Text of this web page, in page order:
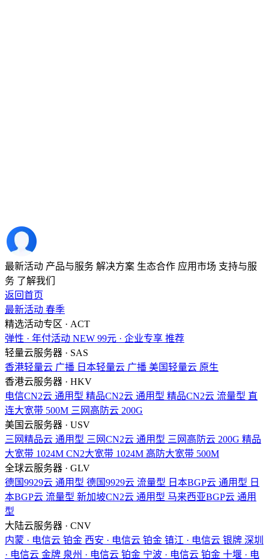
最新活动 产品与服务 解决方案 生态合作 应用市场 支持与服
务 了解我们
返回首页
最新活动 春季
精选活动专区 · ACT
弹性 · 年付活动 NEW 99元 · 企业专享 推荐
轻量云服务器 · SAS
香港轻量云 广播 日本轻量云 广播 美国轻量云 原生
香港云服务器 · HKV
电信CN2云 通用型 精品CN2云 通用型 精品CN2云 流量型 直
连大宽带 500M 三网高防云 200G
美国云服务器 · USV
三网精品云 通用型 三网CN2云 通用型 三网高防云 200G 精品
大宽带 1024M CN2大宽带 1024M 高防大宽带 500M
全球云服务器 · GLV
德国9929云 通用型 德国9929云 流量型 日本BGP云 通用型 日
本BGP云 流量型 新加坡CN2云 通用型 马来西亚BGP云 通用
型
大陆云服务器 · CNV
内蒙 · 电信云 铂金 西安 · 电信云 铂金 镇江 · 电信云 银牌 深圳
· 电信云 金牌 泉州 · 电信云 铂金 宁波 · 电信云 铂金 十堰 · 电